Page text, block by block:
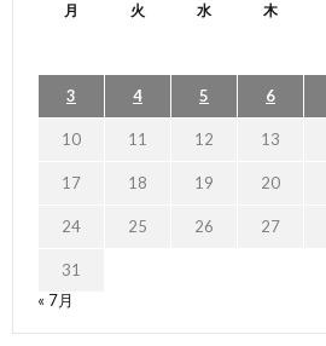
月 火 水 木
3 4 5 6
10 11 12 13
17 18 19 20
24 25 26 27
31
« 7月